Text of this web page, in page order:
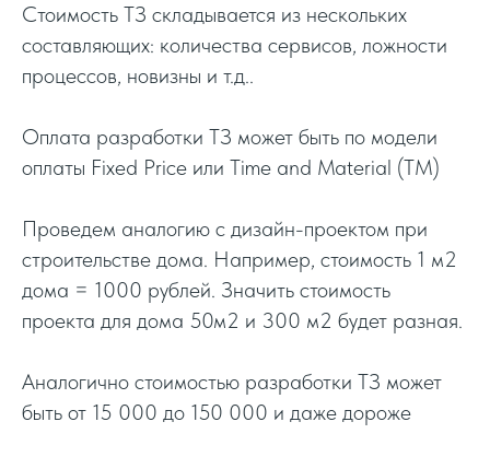
Стоимость ТЗ складывается из нескольких
составляющих: количества сервисов, ложности
процессов, новизны и т.д..
Оплата разработки ТЗ может быть по модели
оплаты Fixed Price или Time and Material (TM)
Проведем аналогию с дизайн-проектом при
строительстве дома. Например, стоимость 1 м2
дома = 1000 рублей. Значить стоимость
проекта для дома 50м2 и 300 м2 будет разная.
Аналогично стоимостью разработки ТЗ может
быть от 15 000 до 150 000 и даже дороже